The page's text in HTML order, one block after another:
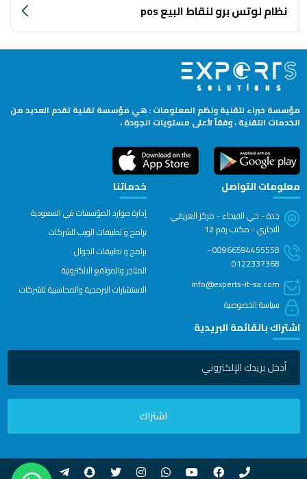
نظام لوتس برو لنقاط البيع pos
مؤسسة خبراء لتقنية ونظم المعلومات : هي مؤسسة تقنية تقدم العديد من
الخدمات التقنية ، وفقاً لأعلى مستويات الجودة ،
معلومات التواصل
جدة - حي الفيحاء - مركز العريفي
التجاري - مكتب رقم 12
00966594455558 -
0122337368
info@experts-it-sa.com
سياسة الخصوصية
خدماتنا
إدارة موارد المؤسسات في السعودية
برامج و تطبيقات الويب للشركات
برامج و تطبيقات الجوال
المتاجر والمواقع الالكترونية
الاستشارات البرمجية والمحاسبية للشركات
اشتراك بالقائمة البريدية